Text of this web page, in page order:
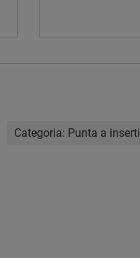
Categoria: Punta a inserti